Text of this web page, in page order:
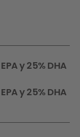
y 25% DHA
y 25% DHA